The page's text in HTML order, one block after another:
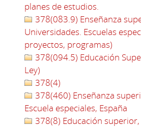
planes de estudios.
378(083.9) Enseñanza
Universidades. Escuelas
proyectos, programas)
378(094.5) Educación
Ley)
378(4)
378(460) Enseñanza
Escuela especiales, España
378(8) Educación